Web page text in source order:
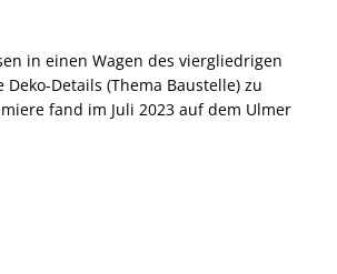
in einen Wagen des viergliedrigen
Deko-Details (Thema Baustelle) zu
fand im Juli 2023 auf dem Ulmer